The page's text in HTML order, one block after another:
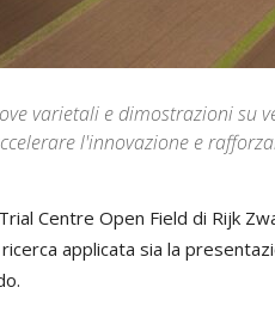
varietali e dimostrazioni su
l'innovazione e
Centre Open Field di Rijk
applicata sia la